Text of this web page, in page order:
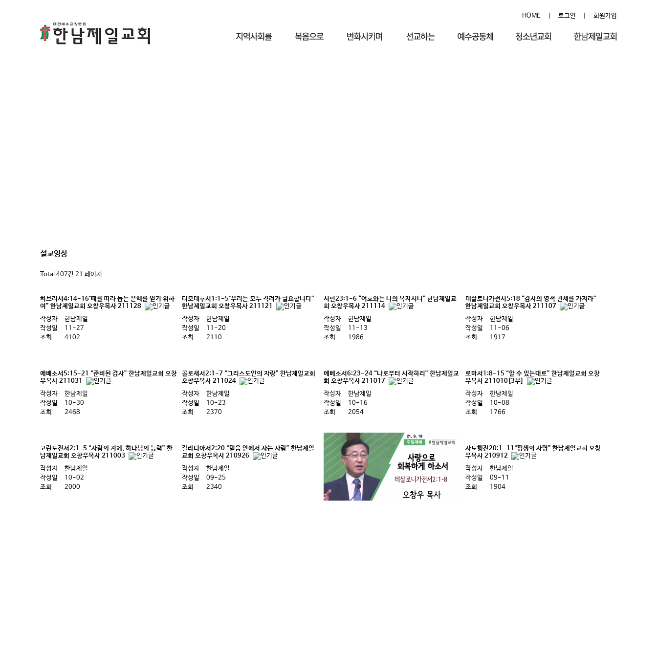
HOME 로그인 회원가입
설교영상
Total 407건 21 페이지
히브리서4:14-16"때를 따라 돕는 은혜를 얻기 위하
여” 한남제일교회 오창우목사 211128
작성자
한남제일
작성일
11-27
조회
4102
디모데후서1:1-5"우리는 모두 격려가 필요합니다”
한남제일교회 오창우목사 211121
작성자
한남제일
작성일
11-20
조회
2110
시편23:1-6 “여호와는 나의 목자시니” 한남제일교
회 오창우목사 211114
작성자
한남제일
작성일
11-13
조회
1986
데살로니가전서5:18 “감사의 영적 권세를 가지라”
한남제일교회 오창우목사 211107
작성자
한남제일
작성일
11-06
조회
1917
에베소서5:15-21 “준비된 감사” 한남제일교회 오창
우목사 211031
작성자
한남제일
작성일
10-30
조회
2468
골로새서2:1-7 “그리스도인의 자랑” 한남제일교회
오창우목사 211024
작성자
한남제일
작성일
10-23
조회
2370
에베소서6:23-24 “나로부터 시작하리” 한남제일교
회 오창우목사 211017
작성자
한남제일
작성일
10-16
조회
2054
로마서1:8-15 “할 수 있는대로” 한남제일교회 오창
우목사 211010[3부]
작성자
한남제일
작성일
10-08
조회
1766
고린도전서2:1-5 “사람의 지혜, 하나님의 능력” 한
남제일교회 오창우목사 211003
작성자
한남제일
작성일
10-02
조회
2000
갈라디아서2:20 “믿음 안에서 사는 사람” 한남제일
교회 오창우목사 210926
작성자
한남제일
작성일
09-25
조회
2340
사도행전20:1-11“평생의 사명” 한남제일교회 오창
우목사 210912
작성자
한남제일
작성일
09-11
조회
1904